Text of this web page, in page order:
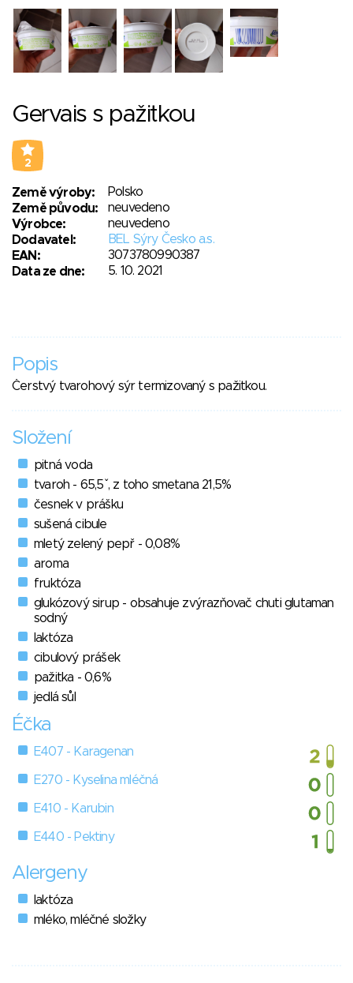
Gervais s pažitkou
2
Země výroby:
Polsko
Země původu:
neuvedeno
Výrobce:
neuvedeno
Dodavatel:
BEL Sýry Česko a.s.
EAN:
3073780990387
Data ze dne:
5. 10. 2021
Popis
Čerstvý tvarohový sýr termizovaný s pažitkou.
Složení
pitná voda
tvaroh - 65,5ˇ, z toho smetana 21,5%
česnek v prášku
sušená cibule
mletý zelený pepř - 0,08%
aroma
fruktóza
glukózový sirup - obsahuje zvýrazňovač chuti glutaman
sodný
laktóza
cibulový prášek
pažitka - 0,6%
jedlá sůl
Éčka
E407 - Karagenan
E270 - Kyselina mléčná
E410 - Karubin
E440 - Pektiny
Alergeny
laktóza
mléko, mléčné složky